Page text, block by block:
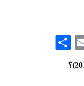
Email